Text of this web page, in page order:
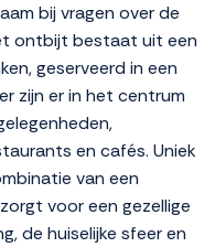
bij vragen over de
ontbijt bestaat uit een
geserveerd in een
zijn er in het centrum
en cafés. Uniek
van een
voor een gezellige
de huiselijke sfeer en